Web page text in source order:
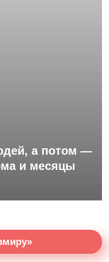
а потом —
и месяцы